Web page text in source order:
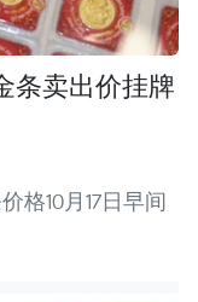
条卖出价挂牌
格10月17日早间